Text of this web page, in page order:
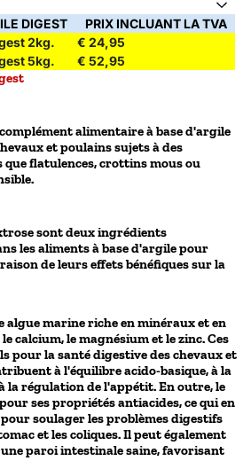
DIGEST
PRIX INCLUANT LA TVA
2kg.
€ 24,95
5kg.
€ 52,95
alimentaire à base d'argile
et poulains sujets à des
flatulences, crottins mous ou
sont deux ingrédients
les aliments à base d'argile pour
de leurs effets bénéfiques sur la
algue marine riche en minéraux et en
calcium, le magnésium et le zinc. Ces
pour la santé digestive des chevaux et
à l'équilibre acido-basique, à la
la régulation de l'appétit. En outre, le
ses propriétés antiacides, ce qui en
soulager les problèmes digestifs
et les coliques. Il peut également
paroi intestinale saine, favorisant